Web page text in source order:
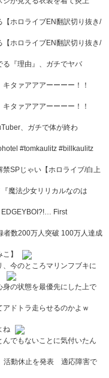
ホロライブEN翻訳切り抜き/
ホロライブEN翻訳切り抜き/
る『理由』、ガチでヤバ
タァアアアーーーー！！
タァアアアーーーー！！
、ガチで体が終わ
#tomkaulitz #billkaulitz
禁SPじゃい【ホロライブ/白上
魔法少女リリカルなのは
First
者数200万人突破 100万人達成
】
、今のところマリンフブキに
身の状態を最優先にした上で
アドトラ走らせるのかよｗ
ね
でもないことに気付いたん
活動休止を発表 適応障害で